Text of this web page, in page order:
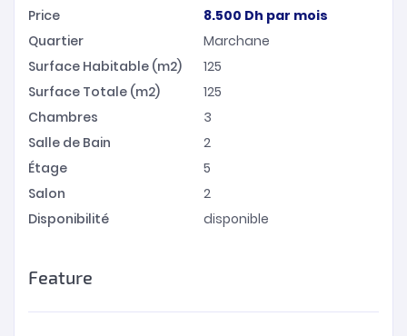
Price
8.500 Dh par mois
Quartier
Marchane
Surface Habitable (m2)
125
Surface Totale (m2)
125
Chambres
3
Salle de Bain
2
Étage
5
Salon
2
Disponibilité
disponible
Feature